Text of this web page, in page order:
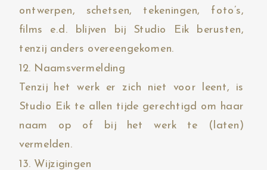
ontwerpen, schetsen, tekeningen, foto’s,
films e.d. blijven bij Studio Eik berusten,
tenzij anders overeengekomen.
12. Naamsvermelding
Tenzij het werk er zich niet voor leent, is
Studio Eik te allen tijde gerechtigd om haar
naam op of bij het werk te (laten)
vermelden.
13. Wijzigingen